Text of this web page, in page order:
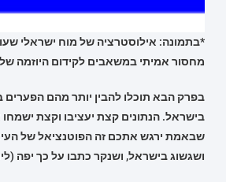
*בתמונה: אילוסטרציה של מוח ישראלי
מחסור אמיתי במשאבים לקידום היוזמה
בפרק הבא תוכלו להבין יותר מהם הפערים
בישראל. הנתונים קצת יעציבו וקצת
שבאמת ירגש אתכם זה הפוטנציאל של
ושגשוג בישראל, ושנקר כתבו על כך יפה